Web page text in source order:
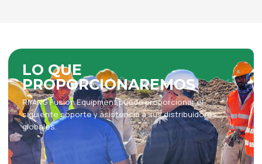
LO QUE
PROPORCIONAREMOS
RIYANG Fusion Equipment puede proporcionar el
siguiente soporte y asistencia a sus distribuidores
globales.